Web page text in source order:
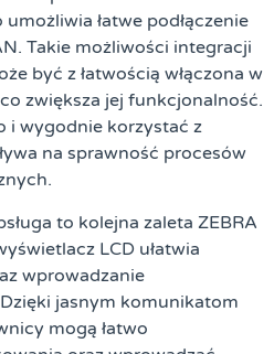
łatwe podłączenie
Takie możliwości integracji
być z łatwością włączona w
zwiększa jej funkcjonalność.
i wygodnie korzystać z
na sprawność procesów
to kolejna zaleta ZEBRA
LCD ułatwia
wprowadzanie
jasnym komunikatom
mogą łatwo